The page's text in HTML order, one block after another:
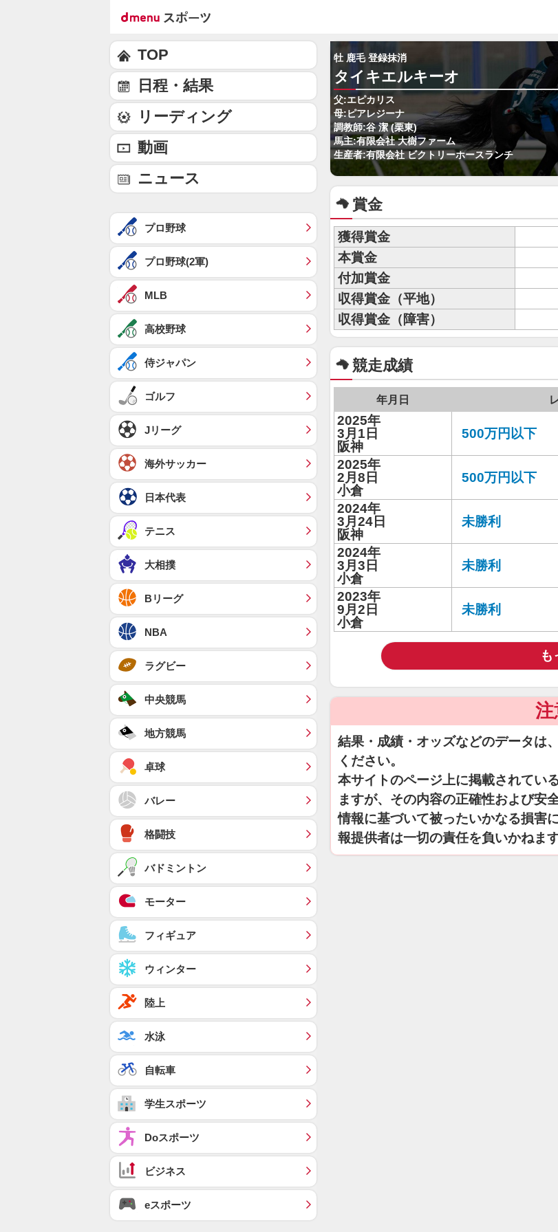
牡 鹿毛 登録抹消
タイキエルキーオ
父:エピカリス
母:ピアレジーナ
調教師:谷 潔 (栗東)
馬主:有限会社 大樹ファーム
生産者:有限会社 ビクトリーホースランチ
賞金
獲得賞金
本賞金
付加賞金
収得賞金（平地）
収得賞金（障害）
競走成績
年月日
2025年
3月1日
阪神
500万円以下
2025年
2月8日
小倉
500万円以下
2024年
3月24日
阪神
未勝利
2024年
3月3日
小倉
未勝利
2023年
9月2日
小倉
未勝利
も
注
結果・成績・オッズなどのデータは
ください。
本サイトのページ上に掲載されてい
ますが、その内容の正確性および安
情報に基づいて被ったいかなる損害
報提供者は一切の責任を負いかねます
TOP
日程・結果
リーディング
動画
ニュース
プロ野球
プロ野球(2軍)
MLB
高校野球
侍ジャパン
ゴルフ
Jリーグ
海外サッカー
日本代表
テニス
大相撲
Bリーグ
NBA
ラグビー
中央競馬
地方競馬
卓球
バレー
格闘技
バドミントン
モーター
フィギュア
ウィンター
陸上
水泳
自転車
学生スポーツ
Doスポーツ
ビジネス
eスポーツ